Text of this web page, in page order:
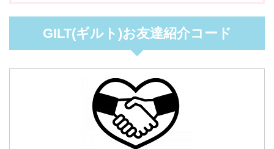
GILT(ギルト)お友達紹介コード